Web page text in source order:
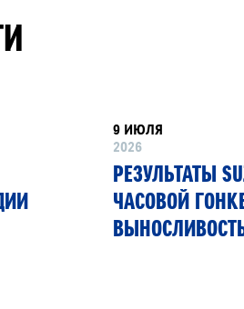
9 ИЮЛЯ
2026
РЕЗУЛЬТАТЫ
ЧАСОВОЙ